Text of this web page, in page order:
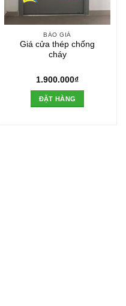
BÁO GIÁ
Giá cửa thép chống
cháy
1.900.000₫
ĐẶT HÀNG